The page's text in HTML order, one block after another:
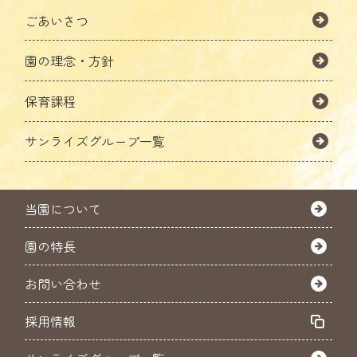
ごあいさつ
園の理念・方針
保育課程
サンライズグループ一覧
当園について
園の特長
お問い合わせ
採用情報